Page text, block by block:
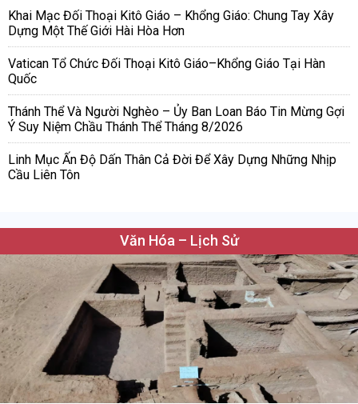
Khai Mạc Đối Thoại Kitô Giáo – Khổng Giáo: Chung Tay Xây
Dựng Một Thế Giới Hài Hòa Hơn
Vatican Tổ Chức Đối Thoại Kitô Giáo–Khổng Giáo Tại Hàn
Quốc
Thánh Thể Và Người Nghèo – Ủy Ban Loan Báo Tin Mừng Gợi
Ý Suy Niệm Chầu Thánh Thể Tháng 8/2026
Linh Mục Ấn Độ Dấn Thân Cả Đời Để Xây Dựng Những Nhịp
Cầu Liên Tôn
Văn Hóa – Lịch Sử